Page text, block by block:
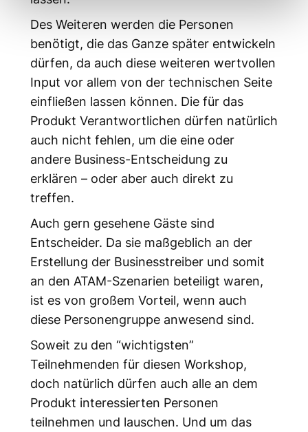
Des Weiteren werden die Personen
benötigt, die das Ganze später entwickeln
dürfen, da auch diese weiteren wertvollen
Input vor allem von der technischen Seite
einfließen lassen können. Die für das
Produkt Verantwortlichen dürfen natürlich
auch nicht fehlen, um die eine oder
andere Business-Entscheidung zu
erklären – oder aber auch direkt zu
treffen.
Auch gern gesehene Gäste sind
Entscheider. Da sie maßgeblich an der
Erstellung der Businesstreiber und somit
an den ATAM-Szenarien beteiligt waren,
ist es von großem Vorteil, wenn auch
diese Personengruppe anwesend sind.
Soweit zu den “wichtigsten”
Teilnehmenden für diesen Workshop,
doch natürlich dürfen auch alle an dem
Produkt interessierten Personen
teilnehmen und lauschen. Und um das